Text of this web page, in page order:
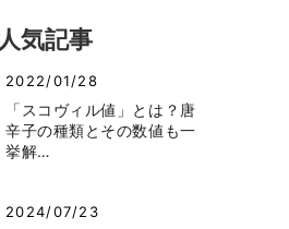
人気記事
2022/01/28
「スコヴィル値」とは？唐
辛子の種類とその数値も一
挙解…
2024/07/23